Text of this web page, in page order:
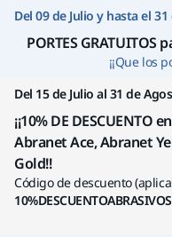
Del 09 de Julio y hasta el
PORTES
¡¡Que los
Del 15 de Julio al 31 de
¡¡10% DE
Abranet Ace, Abranet
Gold!!
Código de descuento